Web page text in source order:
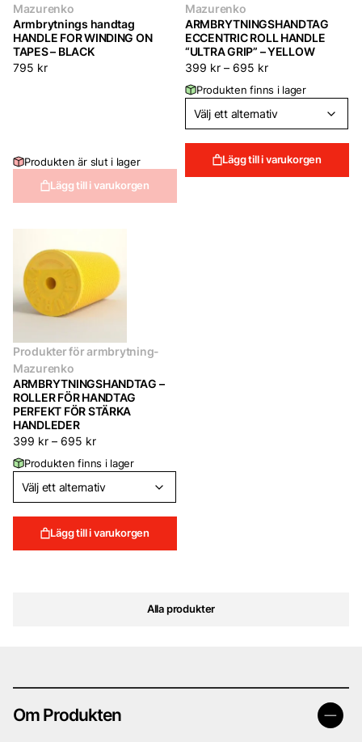
Alla produkter
Mazurenko
Armbrytnings handtag
HANDLE FOR WINDING ON
TAPES – BLACK
795 kr
Produkten är slut i lager
Lägg till i varukorgen
Mazurenko
ARMBRYTNINGSHANDTAG
ECCENTRIC ROLL HANDLE
“ULTRA GRIP” – YELLOW
399 kr – 695 kr
Produkten finns i lager
Lägg till i varukorgen
Produkter för armbrytning-
Mazurenko
ARMBRYTNINGSHANDTAG –
ROLLER FÖR HANDTAG
PERFEKT FÖR STÄRKA
HANDLEDER
399 kr – 695 kr
Produkten finns i lager
Lägg till i varukorgen
Om Produkten